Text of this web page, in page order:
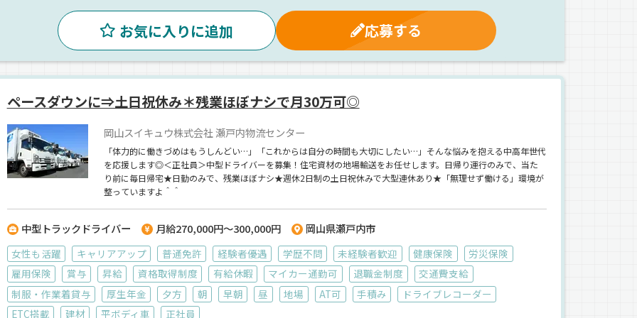
お気に入りに追加 応募する
ペースダウンに⇒土日祝休み＊残業ほぼナシで月30万可◎
岡山スイキュウ株式会社 瀬戸内物流センター
「体力的に働きづめはもうしんどい…」「これからは自分の時間も大切にしたい…」そんな悩みを抱える中高年世代
を応援します◎＜正社員＞中型ドライバーを募集！住宅資材の地場輸送をお任せします。日帰り運行のみで、当た
り前に毎日帰宅★日勤のみで、残業ほぼナシ★週休2日制の土日祝休みで大型連休あり★「無理せず働ける」環境が
整っていますよ＾＾
中型トラックドライバー 月給270,000円～300,000円 岡山県瀬戸内市
女性も活躍 キャリアアップ 普通免許 経験者優遇 学歴不問 未経験者歓迎 健康保険
労災保険
雇用保険
賞与 昇給 資格取得制度 有給休暇 マイカー通勤可 退職金制度
交通費支給
制服・作業着貸与
厚生年金 夕方 朝 早朝 昼 地場 AT可 手積み
ドライブレコーダー
ETC搭載
建材 平ボディ車 正社員